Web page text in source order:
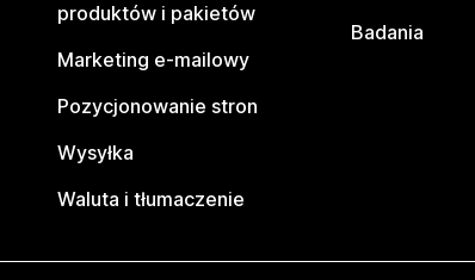
produktów i pakietów
Marketing e-mailowy
Pozycjonowanie stron
Wysyłka
Waluta i tłumaczenie
Badania